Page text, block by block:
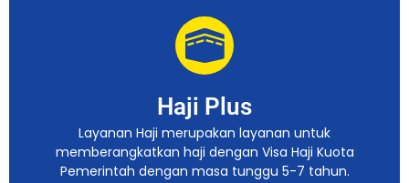
Haji Plus
Layanan Haji merupakan layanan untuk
memberangkatkan haji dengan Visa Haji Kuota
Pemerintah dengan masa tunggu 5-7 tahun.